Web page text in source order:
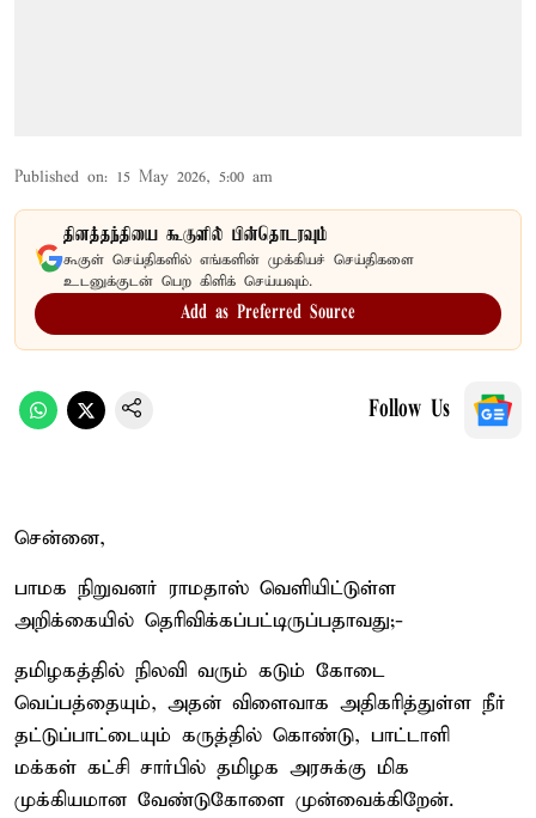
Published on: 15 May 2026, 5:00 am
தினத்தந்தியை கூகுளில் பின்தொடரவும்
கூகுள் செய்திகளில் எங்களின் முக்கியச் செய்திகளை
உடனுக்குடன் பெற கிளிக் செய்யவும்.
Add as Preferred Source
Follow Us
சென்னை,
பாமக நிறுவனர் ராமதாஸ் வெளியிட்டுள்ள
அறிக்கையில் தெரிவிக்கப்பட்டிருப்பதாவது;-
தமிழகத்தில் நிலவி வரும் கடும் கோடை
வெப்பத்தையும், அதன் விளைவாக அதிகரித்துள்ள நீர்
தட்டுப்பாட்டையும் கருத்தில் கொண்டு, பாட்டாளி
மக்கள் கட்சி சார்பில் தமிழக அரசுக்கு மிக
முக்கியமான வேண்டுகோளை முன்வைக்கிறேன்.